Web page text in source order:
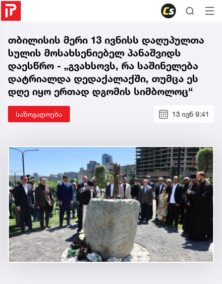
თბილისის მერი 13 ივნისს დაღუპულთა
სულის მოსახსენიებელ პანაშვიდს
დაესწრო - „გვახსოვს, რა საშინელება
დატრიალდა დედაქალაქში, თუმცა ეს
დღე იყო ერთად დგომის სიმბოლოც“
საზოგადოება 13 ივნ 9:41